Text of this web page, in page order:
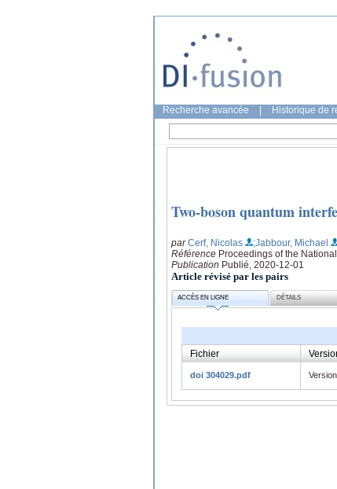
Recherche avancée Historique de
Two-boson quantum
parCerf, Nicolas
;Jabbour, Michael
Référence Proceedings of the
Publication Publié, 2020-12-01
Article révisé par les pairs
ACCÈS EN LIGNE DÉTAILS
Fichier
doi 304029.pdf